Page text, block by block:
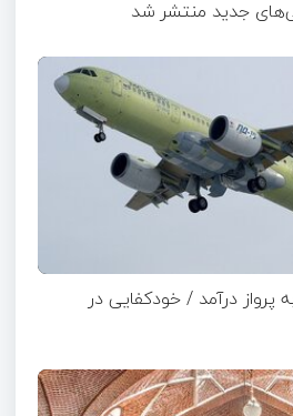
جدید منتشر شد
درآمد / خودکفایی در